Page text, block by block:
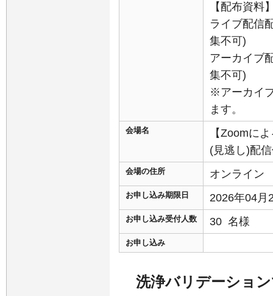
【配布資料
ライブ配信
集不可)
アーカイブ
集不可)
※アーカイ
ます。
会場名
【Zoomに
(見逃し)配
会場の住所 オンライン
お申し込み期限日 2026年04月
お申し込み受付人数 30 名様
お申し込み
洗浄バリデーショ